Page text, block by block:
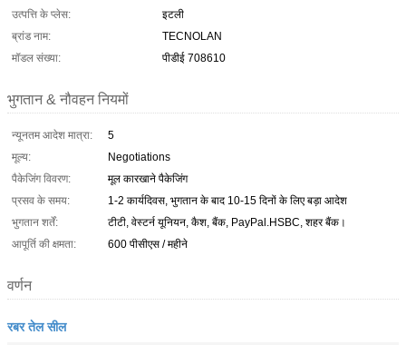
उत्पत्ति के प्लेस:
इटली
ब्रांड नाम:
TECNOLAN
मॉडल संख्या:
पीडीई 708610
भुगतान & नौवहन नियमों
न्यूनतम आदेश मात्रा:
5
मूल्य:
Negotiations
पैकेजिंग विवरण:
मूल कारखाने पैकेजिंग
प्रसव के समय:
1-2 कार्यदिवस, भुगतान के बाद 10-15 दिनों के लिए बड़ा आदेश
भुगतान शर्तें:
टीटी, वेस्टर्न यूनियन, कैश, बैंक, PayPal.HSBC, शहर बैंक।
आपूर्ति की क्षमता:
600 पीसीएस / महीने
वर्णन
रबर तेल सील